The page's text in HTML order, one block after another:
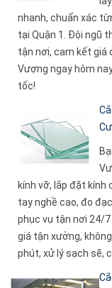
nhanh, chuẩn xác
tại Quận 1. Đội ngũ
tận nơi, cam kết giá
Vượng ngay hôm
tốc!
kính vỡ, lắp đặt
tay nghề cao, đo
phục vụ tận nơi 24/
giá tận xưởng,
phút, xử lý sạch sẽ,